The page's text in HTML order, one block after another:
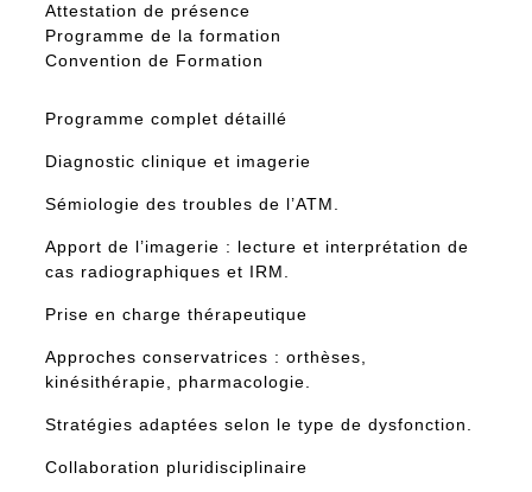
Attestation de présence
Programme de la formation
Convention de Formation
Programme complet détaillé
Diagnostic clinique et imagerie
Sémiologie des troubles de l’ATM.
Apport de l’imagerie : lecture et interprétation de
cas radiographiques et IRM.
Prise en charge thérapeutique
Approches conservatrices : orthèses,
kinésithérapie, pharmacologie.
Stratégies adaptées selon le type de dysfonction.
Collaboration pluridisciplinaire